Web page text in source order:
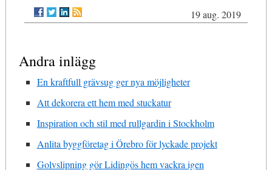
19 aug. 2019
Andra inlägg
En kraftfull grävsug ger nya möjligheter
Att dekorera ett hem med stuckatur
Inspiration och stil med rullgardin i Stockholm
Anlita byggföretag i Örebro för lyckade projekt
Golvslipning gör Lidingös hem vackra igen